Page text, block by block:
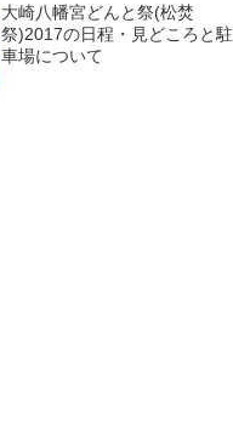
大崎八幡宮どんと祭(松焚
祭)2017の日程・見どころと駐
車場について